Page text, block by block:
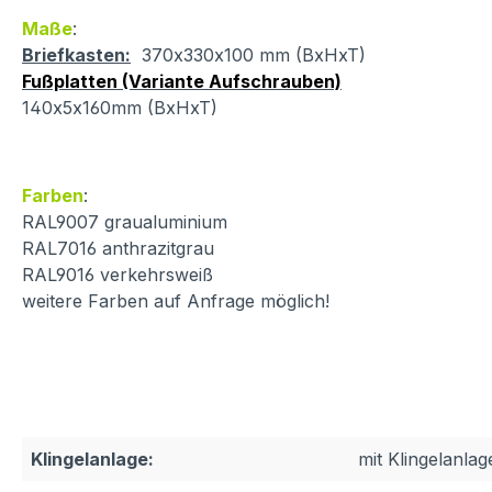
Maße:
Briefkasten: 370x330x100 mm (BxHxT)
Fußplatten (Variante Aufschrauben)
140x5x160mm (BxHxT)
Farben:
RAL9007 graualuminium
RAL7016 anthrazitgrau
RAL9016 verkehrsweiß
weitere Farben auf Anfrage möglich!
Klingelanlage: mit